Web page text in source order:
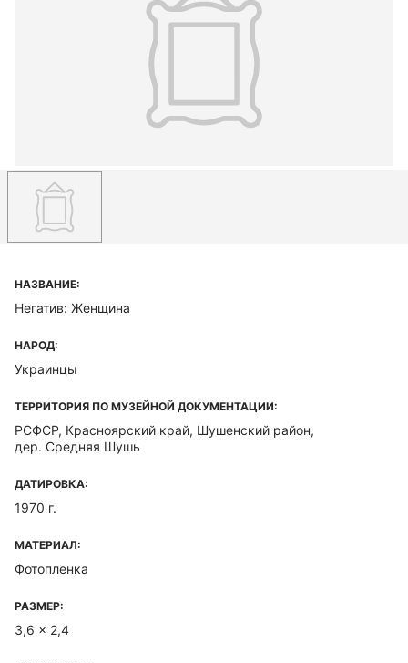
НАЗВАНИЕ:
Негатив: Женщина
НАРОД:
Украинцы
ТЕРРИТОРИЯ ПО МУЗЕЙНОЙ ДОКУМЕНТАЦИИ:
РСФСР, Красноярский край, Шушенский район,
дер. Средняя Шушь
ДАТИРОВКА:
1970 г.
МАТЕРИАЛ:
Фотопленка
РАЗМЕР:
3,6 x 2,4